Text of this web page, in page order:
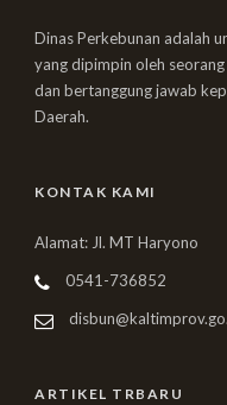
Dinas Perkebunan adalah
yang dipimpin oleh
dan bertanggung jawab
Daerah.
KONTAK KAMI
Alamat: Jl. MT Haryono
0541-736852
ARTIKEL TRBARU